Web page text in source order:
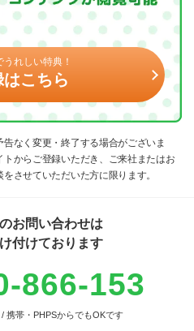
れしい特典！
こちら
なく変更・終了する場合がございま
からご登録いただき、ご来社またはお
させていただいた方に限ります。
お問い合わせは
付けております
866-153
携帯・PHPSからでもOKです